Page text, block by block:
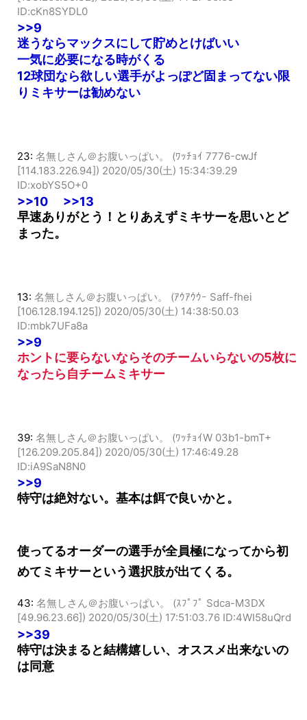
[133.206.35.32])
ID:cKn8SYDL0
>>9
迷うならマックスにして貯めとけばいい
一気に必要になる時がくる
12球団なら欲しい選手がよっぽど固まってない限
23:名無しさん＠お腹いっぱい。 (ﾜｯﾁｮｲ 7776-cwJf
[114.183.226.94])
ID:xobYS5O+0
>>10
>>13
早速ありがとう！とりあえずミキサーを思いとど
13:名無しさん＠お腹いっぱい。 (ｱｳｱｳｳｰ Saff-fhei
[106.128.194.125])
ID:mbk7UFa8a
>>9
ホントに要らないならそのチームいらないの5枚に
39:名無しさん＠お腹いっぱい。 (ﾜｯﾁｮｲW 03b1-bmT+
[126.209.205.84])
ID:iA9SaN8N0
>>9
使ってるオーダーの選手が全員極になってから初
43:名無しさん＠お腹いっぱい。 (ｽﾌﾟﾌﾟ Sdca-M3DX
[49.96.23.66])
>>39
特守は決まると結構嬉しい、オススメ出来ないの